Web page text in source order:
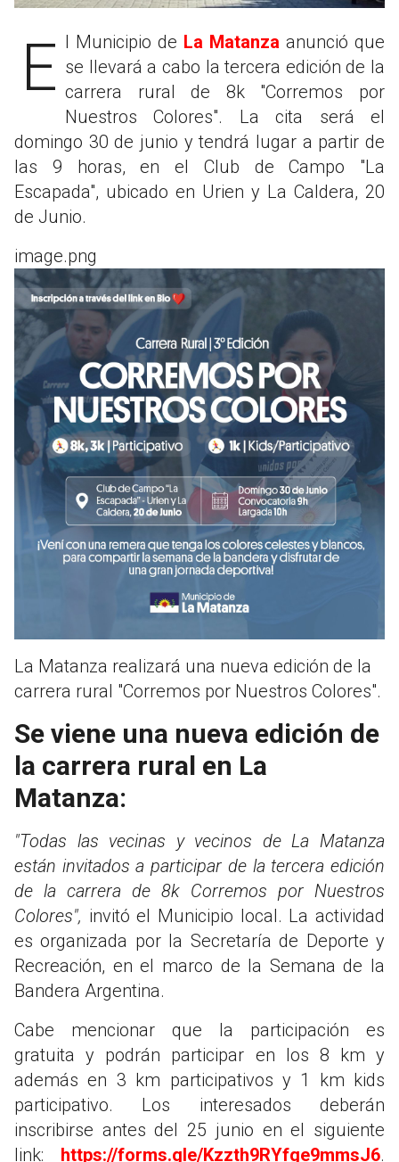
El Municipio de La Matanza anunció que
se llevará a cabo la tercera edición de la
carrera rural de 8k "Corremos por
Nuestros Colores". La cita será el
domingo 30 de junio y tendrá lugar a partir de
las 9 horas, en el Club de Campo "La
Escapada", ubicado en Urien y La Caldera, 20
de Junio.
image.png
La Matanza realizará una nueva edición de la
carrera rural "Corremos por Nuestros Colores".
Se viene una nueva edición de
la carrera rural en La
Matanza:
"Todas las vecinas y vecinos de La Matanza
están invitados a participar de la tercera edición
de la carrera de 8k Corremos por Nuestros
Colores", invitó el Municipio local. La actividad
es organizada por la Secretaría de Deporte y
Recreación, en el marco de la Semana de la
Bandera Argentina.
Cabe mencionar que la participación es
gratuita y podrán participar en los 8 km y
además en 3 km participativos y 1 km kids
participativo. Los interesados deberán
inscribirse antes del 25 junio en el siguiente
link: https://forms.gle/Kzzth9RYfge9mmsJ6.